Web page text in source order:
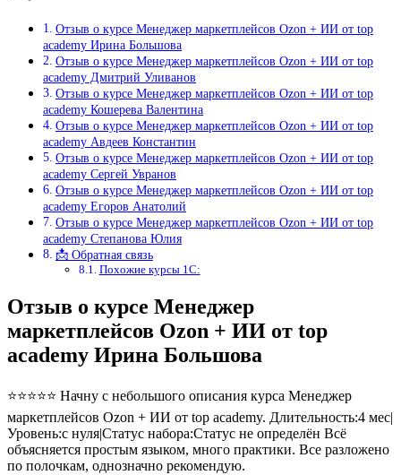
Отзыв о курсе Менеджер маркетплейсов Ozon + ИИ от top
academy Ирина Большова
Отзыв о курсе Менеджер маркетплейсов Ozon + ИИ от top
academy Дмитрий Уливанов
Отзыв о курсе Менеджер маркетплейсов Ozon + ИИ от top
academy Кошерева Валентина
Отзыв о курсе Менеджер маркетплейсов Ozon + ИИ от top
academy Авдеев Константин
Отзыв о курсе Менеджер маркетплейсов Ozon + ИИ от top
academy Сергей Увранов
Отзыв о курсе Менеджер маркетплейсов Ozon + ИИ от top
academy Егоров Анатолий
Отзыв о курсе Менеджер маркетплейсов Ozon + ИИ от top
academy Степанова Юлия
📩 Обратная связь
Похожие курсы 1С:
Отзыв о курсе Менеджер
маркетплейсов Ozon + ИИ от top
academy Ирина Большова
⭐⭐⭐⭐⭐ Начну с небольшого описания курса Менеджер
маркетплейсов Ozon + ИИ от top academy. Длительность:4 мес|
Уровень:с нуля|Статус набора:Статус не определён Всё
объясняется простым языком, много практики. Все разложено
по полочкам, однозначно рекомендую.